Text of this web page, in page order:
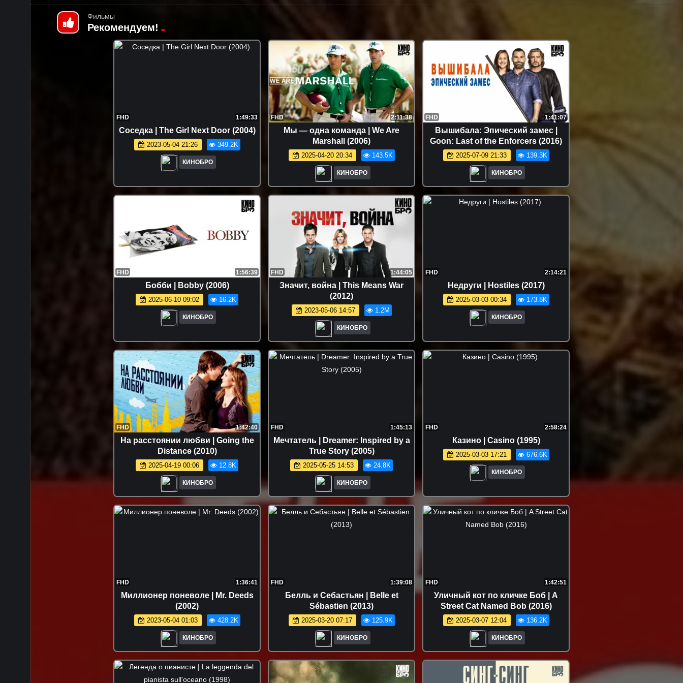
Фильмы
Рекомендуем!
FHD 1:49:33
Соседка | The Girl Next Door (2004)
2023-05-04 21:26 349.2K
КИНОБРО
FHD 2:11:38
Мы — одна команда | We Are
Marshall (2006)
2025-04-20 20:34 143.5K
КИНОБРО
FHD 1:41:07
Вышибала: Эпический замес |
Goon: Last of the Enforcers (2016)
2025-07-09 21:33 139.3K
КИНОБРО
FHD 1:56:39
Бобби | Bobby (2006)
2025-06-10 09:02 16.2K
КИНОБРО
FHD 1:44:05
Значит, война | This Means War
(2012)
2023-05-06 14:57 1.2M
КИНОБРО
FHD 2:14:21
Недруги | Hostiles (2017)
2025-03-03 00:34 173.8K
КИНОБРО
FHD 1:42:40
На расстоянии любви | Going the
Distance (2010)
2025-04-19 00:06 12.8K
КИНОБРО
FHD 1:45:13
Мечтатель | Dreamer: Inspired by a
True Story (2005)
2025-05-25 14:53 24.8K
КИНОБРО
FHD 2:58:24
Казино | Casino (1995)
2025-03-03 17:21 676.6K
КИНОБРО
FHD 1:36:41
Миллионер поневоле | Mr. Deeds
(2002)
2023-05-04 01:03 428.2K
КИНОБРО
FHD 1:39:08
Белль и Себастьян | Belle et
Sébastien (2013)
2025-03-20 07:17 125.9K
КИНОБРО
FHD 1:42:51
Уличный кот по кличке Боб | A
Street Cat Named Bob (2016)
2025-03-07 12:04 136.2K
КИНОБРО